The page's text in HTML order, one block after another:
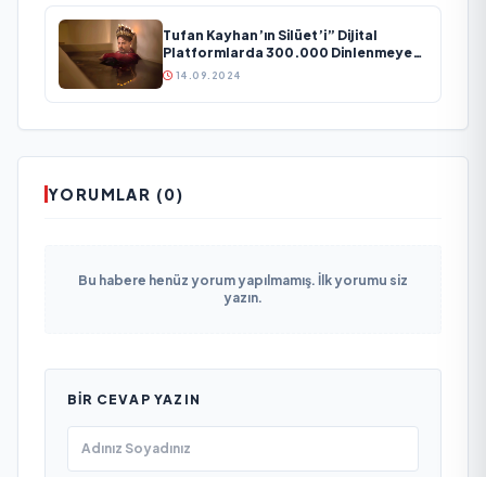
Tufan Kayhan’ın Silüet’i” Dijital
Platformlarda 300.000 Dinlenmeye
Ulaştı
14.09.2024
YORUMLAR (0)
Bu habere henüz yorum yapılmamış. İlk yorumu siz
yazın.
BIR CEVAP YAZIN